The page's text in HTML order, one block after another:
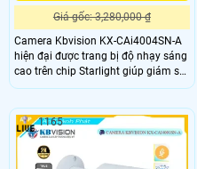
Giá gốc: 3,280,000 ₫
Camera Kbvision KX-CAi4004SN-A
hiện đại được trang bị độ nhạy sáng
cao trên chip Starlight giúp giám sát
tốt hơn trong điều kiện thiếu sáng
khả năng lưu trữ dữ liệu thông qua
khe thẻ nhớ chống ngược sáng,
hồng ngoại 30m mang lại hình ảnh
sáng đẹp ban đêm
1165